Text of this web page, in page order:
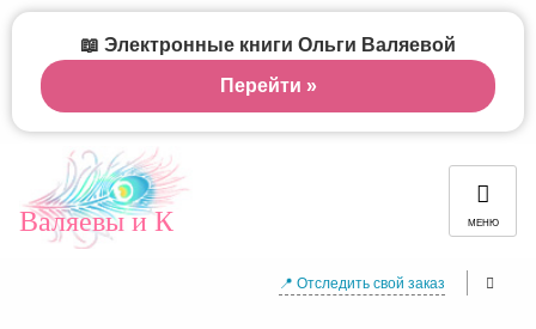
Валяевы и К МЕНЮ
📍 Отследить свой заказ
📖 Электронные книги Ольги Валяевой
Перейти »